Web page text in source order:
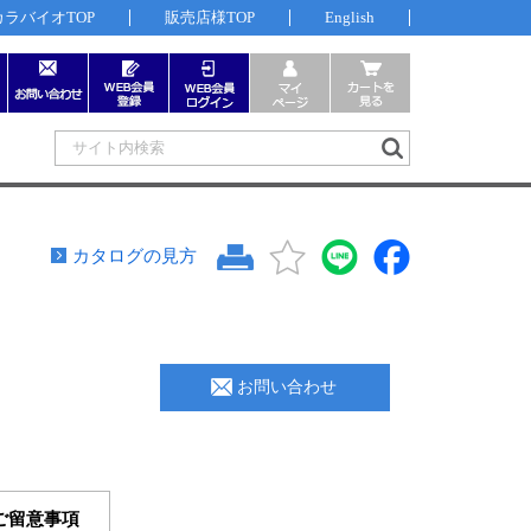
ラバイオTOP 販売店様TOP English
カタログの見方
お問い合わせ
留意事項